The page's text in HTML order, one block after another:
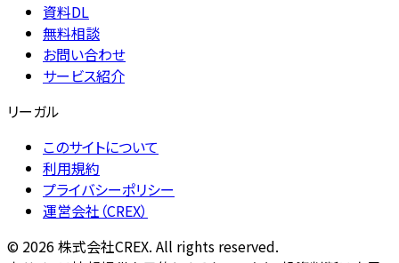
資料DL
無料相談
お問い合わせ
サービス紹介
リーガル
このサイトについて
利用規約
プライバシーポリシー
運営会社（CREX）
© 2026株式会社CREX. All rights reserved.